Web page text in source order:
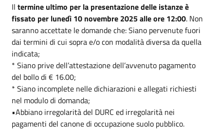
Il termine ultimo per la presentazione delle istanze è
fissato per lunedì 10 novembre 2025 alle ore 12:00. Non
saranno accettate le domande che: Siano pervenute fuori
dai termini di cui sopra e/o con modalità diversa da quella
indicata;
* Siano prive dell’attestazione dell’avvenuto pagamento
del bollo di € 16.00;
* Siano incomplete nelle dichiarazioni e allegati richiesti
nel modulo di domanda;
•Abbiano irregolarità del DURC ed irregolarità nei
pagamenti del canone di occupazione suolo pubblico.